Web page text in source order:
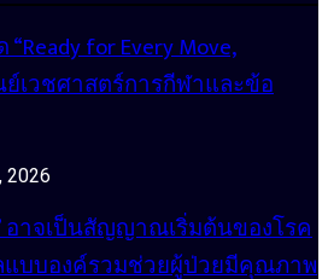
for Every Move,
ย์เวชศาสตร์การกีฬาและข้อ
2026
อาจเป็นสัญญาณเริ่มต้นของโรค
แบบองค์รวมช่วยผู้ป่วยมีคุณภาพ